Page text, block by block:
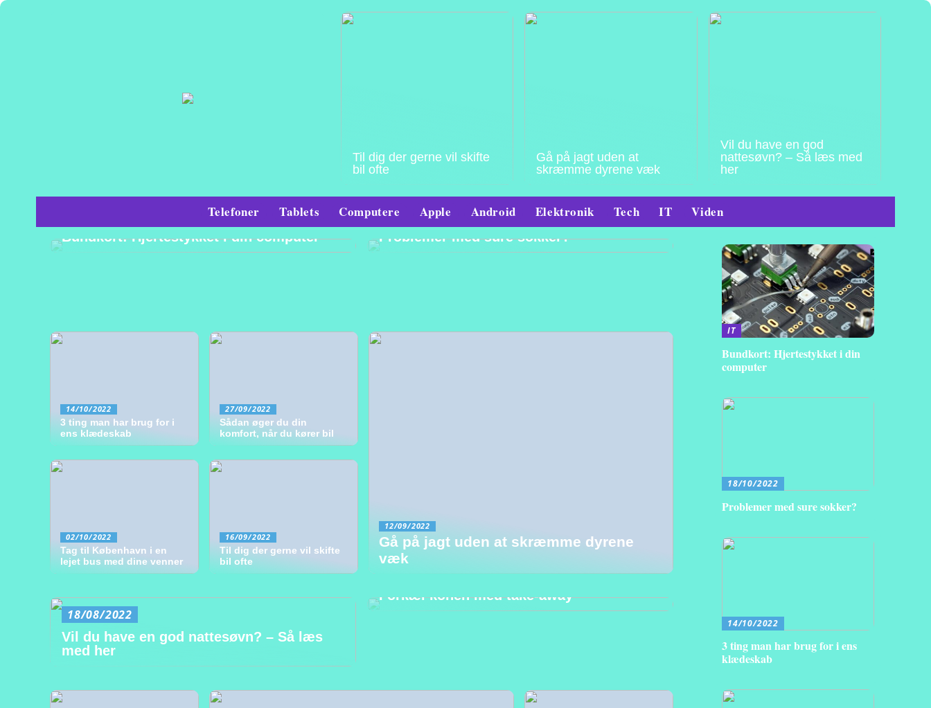
Til dig der gerne vil skifte
bil ofte
Gå på jagt uden at
skræmme dyrene væk
Vil du have en god
nattesøvn? – Så læs med
her
Telefoner Tablets Computere Apple Android Elektronik Tech IT Viden
Bundkort: Hjertestykket i din computer
18/10/2022
Problemer med sure sokker?
14/10/2022
3 ting man har brug for i
ens klædeskab
02/10/2022
Tag til København i en
lejet bus med dine venner
27/09/2022
Sådan øger du din
komfort, når du kører bil
16/09/2022
Til dig der gerne vil skifte
bil ofte
12/09/2022
Gå på jagt uden at skræmme dyrene
væk
18/08/2022
Vil du have en god nattesøvn? – Så læs
med her
Forkæl konen med take-away
IT
Bundkort: Hjertestykket i din
computer
18/10/2022
Problemer med sure sokker?
14/10/2022
3 ting man har brug for i ens
klædeskab